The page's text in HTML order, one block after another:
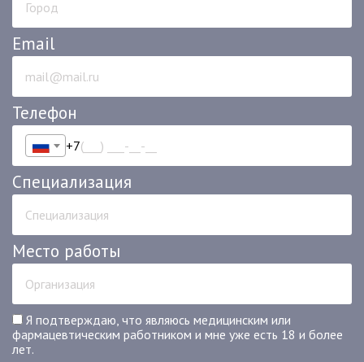
Email
Телефон
+7
Специализация
Место работы
Я подтверждаю, что являюсь медицинским или
фармацевтическим работником и мне уже есть 18 и более
лет.